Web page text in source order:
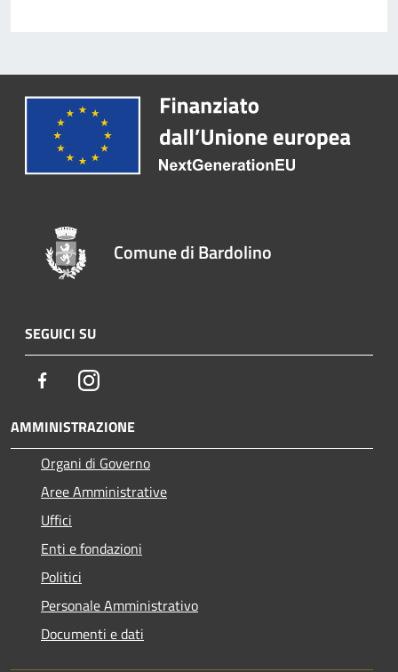
Comune di Bardolino
SEGUICI SU
FacebookInstagram
AMMINISTRAZIONE
Organi di Governo
Aree Amministrative
Uffici
Enti e fondazioni
Politici
Personale Amministrativo
Documenti e dati